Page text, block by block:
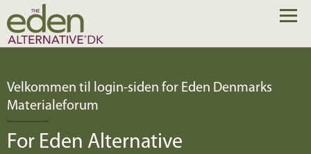
Velkommen til login-siden for Eden Denmarks
Materialeforum
For Eden Alternative